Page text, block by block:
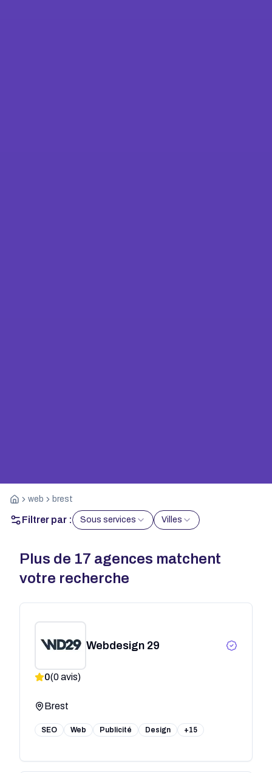
web brest
Filtrer par : Sous services Villes
Plus de 17 agences matchent
votre recherche
Webdesign 29
0(0avis)
Brest
SEO Web Publicité Design +15